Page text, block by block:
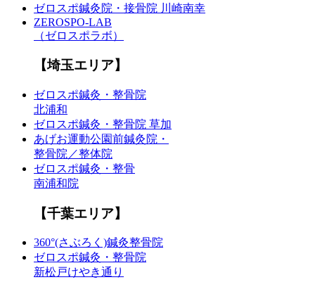
ゼロスポ鍼灸院・接骨院 川崎南幸
ZEROSPO-LAB
（ゼロスポラボ）
【埼玉エリア】
ゼロスポ鍼灸・整骨院
北浦和
ゼロスポ鍼灸・整骨院 草加
あげお運動公園前鍼灸院・
整骨院／整体院
ゼロスポ鍼灸・整骨
南浦和院
【千葉エリア】
360°(さぶろく)鍼灸整骨院
ゼロスポ鍼灸・整骨院
新松戸けやき通り